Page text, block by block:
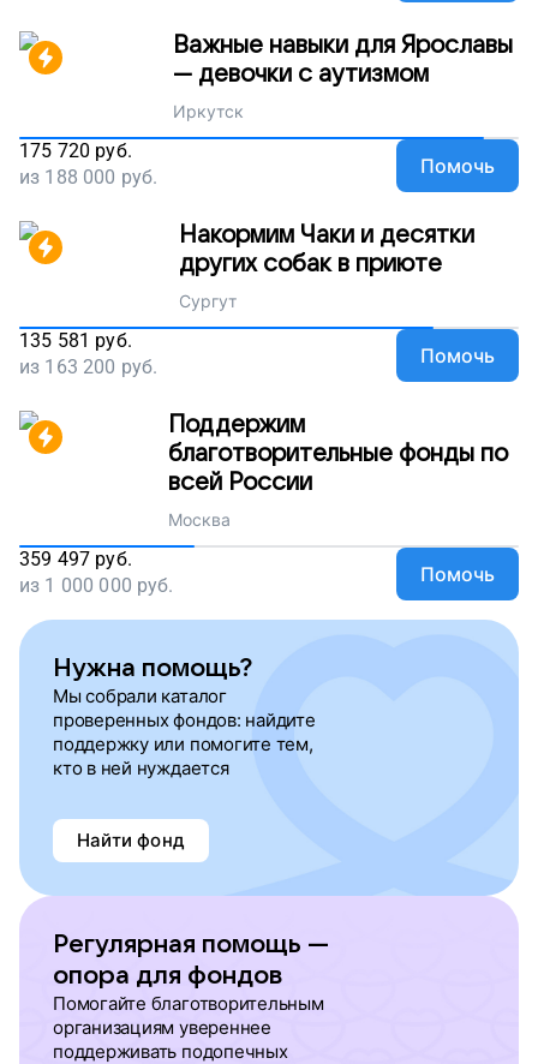
Важные навыки для Ярославы
— девочки с аутизмом
Иркутск
175 720 руб.
из 188 000 руб. Помочь
Накормим Чаки и десятки
других собак в приюте
Сургут
135 581 руб.
из 163 200 руб. Помочь
Поддержим
благотворительные фонды по
всей России
Москва
359 497 руб.
из 1 000 000 руб. Помочь
Нужна помощь?
Мы собрали каталог
проверенных фондов: найдите
поддержку или помогите тем,
кто в ней нуждается
Найти фонд
Регулярная помощь —
опора для фондов
Помогайте благотворительным
организациям увереннее
поддерживать подопечных